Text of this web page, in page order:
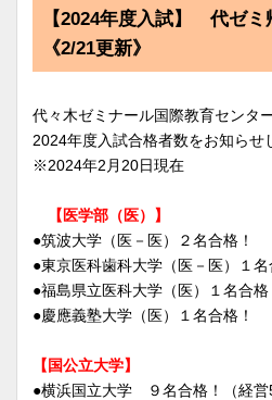
【2024年度入試】 代ゼミ
《2/21更新》
代々木ゼミナール国際教育センタ
2024年度入試合格者数をお知らせ
※2024年2月20日現在
【医学部（医）】
●筑波大学（医－医）２名合格！
●東京医科歯科大学（医－医）１名
●福島県立医科大学（医）１名合格
●慶應義塾大学（医）１名合格！
【国公立大学】
●横浜国立大学 ９名合格！（経営